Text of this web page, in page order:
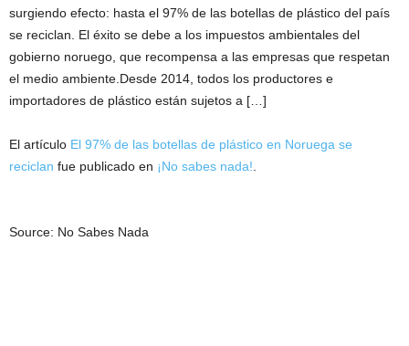
surgiendo efecto: hasta el 97% de las botellas de plástico del país
se reciclan. El éxito se debe a los impuestos ambientales del
gobierno noruego, que recompensa a las empresas que respetan
el medio ambiente.Desde 2014, todos los productores e
importadores de plástico están sujetos a […]
El artículo El 97% de las botellas de plástico en Noruega se
reciclan fue publicado en ¡No sabes nada!
Source: No Sabes Nada